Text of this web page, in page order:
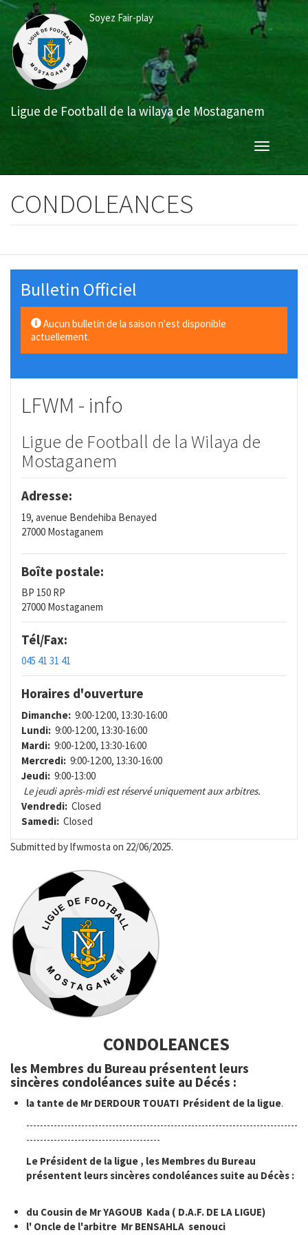
Aller
contenu
principal
Ligue de Football de la wilaya de Mostaganem
Soyez Fair-play
Toggle
CONDOLEANCES
Bulletin Officiel
Aucun bulletin de la saison n'est disponible
actuellement.
LFWM - info
Ligue de Football de la Wilaya de
Mostaganem
Adresse:
19, avenue Bendehiba Benayed
27000 Mostaganem
Boîte postale:
BP 150 RP
27000 Mostaganem
Tél/Fax:
045 41 31 41
Horaires d'ouverture
Dimanche: 9:00-12:00, 13:30-16:00
Lundi: 9:00-12:00, 13:30-16:00
Mardi: 9:00-12:00, 13:30-16:00
Mercredi: 9:00-12:00, 13:30-16:00
Jeudi: 9:00-13:00
Le jeudi après-midi est réservé uniquement aux arbitres.
Vendredi: Closed
Samedi: Closed
Submitted bylfwmosta on 22/06/2025.
CONDOLEANCES
les Membres du Bureau présentent leurs
sincères condoléances suite au Décés :
la tante de Mr DERDOUR TOUATI Président de la ligue.
-------------------------------------------------------------------------------
---------------------------------------
Le Président de la ligue , les Membres du Bureau
présentent leurs sincères condoléances suite au Décès :
du Cousin de Mr YAGOUB Kada ( D.A.F. DE LA LIGUE)
l' Oncle de l'arbitre Mr BENSAHLA senouci